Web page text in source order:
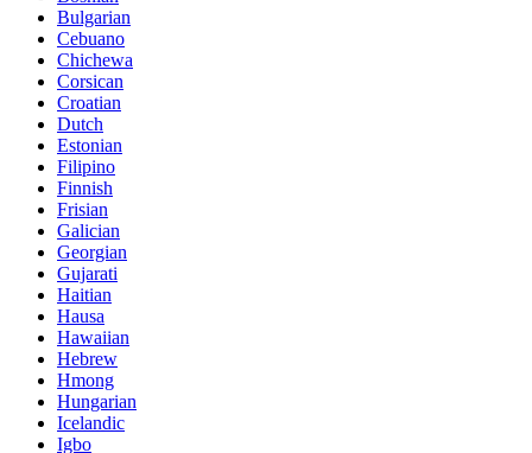
Bulgarian
Cebuano
Chichewa
Corsican
Croatian
Dutch
Estonian
Filipino
Finnish
Frisian
Galician
Georgian
Gujarati
Haitian
Hausa
Hawaiian
Hebrew
Hmong
Hungarian
Icelandic
Igbo